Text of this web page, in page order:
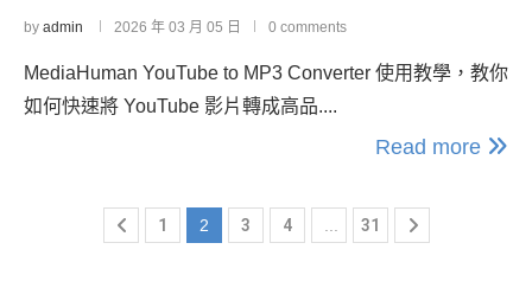
by admin 2026 年 03 月 05 日 0 comments
MediaHuman YouTube to MP3 Converter 使用教學，教你
如何快速將 YouTube 影片轉成高品....
Read more
1 2 3 4 31